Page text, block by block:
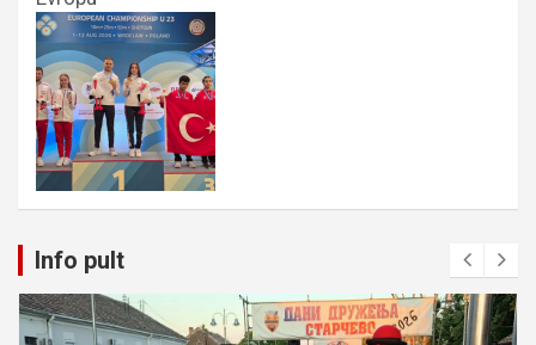
Info pult